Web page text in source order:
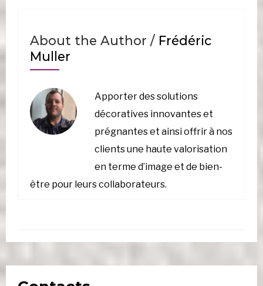
About the Author / Frédéric
Muller
Apporter des solutions
décoratives innovantes et
prégnantes et ainsi offrir à nos
clients une haute valorisation
en terme d’image et de bien-
être pour leurs collaborateurs.